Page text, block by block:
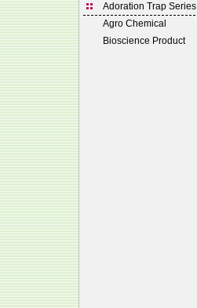
Adoration Trap Series
Agro Chemical
Bioscience Product